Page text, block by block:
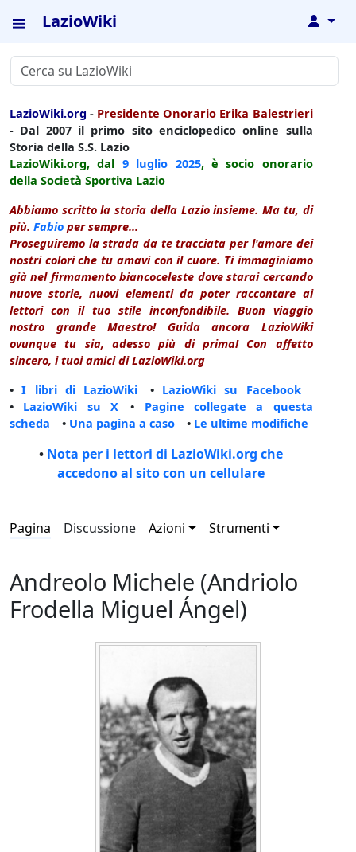
LazioWiki ↓
LazioWiki.org - Presidente Onorario Erika Balestrieri
- Dal 2007 il primo sito enciclopedico online sulla
Storia della S.S. Lazio
LazioWiki.org, dal 9 luglio 2025, è socio onorario
della Società Sportiva Lazio
Abbiamo scritto la storia della Lazio insieme. Ma tu, di
più. Fabio per sempre...
Proseguiremo la strada da te tracciata per l'amore dei
nostri colori che tu amavi con il cuore. Ti immaginiamo
già nel firmamento biancoceleste dove starai cercando
nuove storie, nuovi elementi da poter raccontare ai
lettori con il tuo stile inconfondibile. Buon viaggio
nostro grande Maestro! Guida ancora LazioWiki
ovunque tu sia, adesso più di prima! Con affetto
sincero, i tuoi amici di LazioWiki.org
•I libri di LazioWiki • LazioWiki su Facebook
• LazioWiki su X • Pagine collegate a questa
scheda • Una pagina a caso • Le ultime modifiche
• Nota per i lettori di LazioWiki.org che
accedono al sito con un cellulare
Pagina Discussione Azioni Strumenti
Andreolo Michele (Andriolo
Frodella Miguel Ángel)